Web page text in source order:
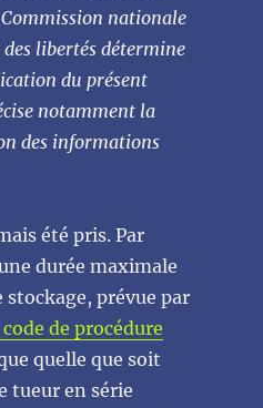
nationale
libertés détermine
du présent
notamment la
des informations
été pris. Par
durée maximale
stockage, prévue par
de procédure
quelle que soit
tueur en série